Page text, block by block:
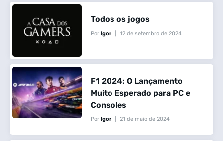
Todos os jogos
PorIgor 12 de setembro de 2024
F1 2024: O Lançamento
Muito Esperado para PC e
Consoles
PorIgor 21 de maio de 2024